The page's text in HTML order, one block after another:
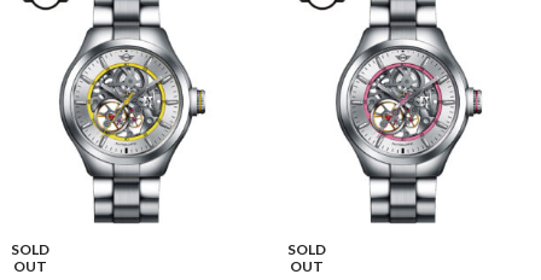
SOLD
OUT
SOLD
OUT